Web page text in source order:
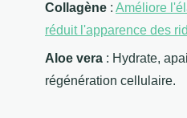
Collagène : Améliore
réduit l'apparence des
Aloe vera : Hydrate,
régénération cellulaire.